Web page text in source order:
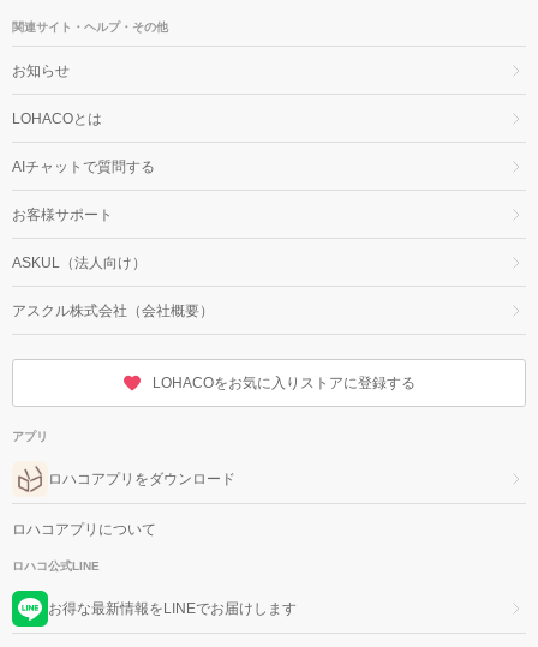
関連サイト・ヘルプ・その他
お知らせ
LOHACOとは
AIチャットで質問する
お客様サポート
ASKUL（法人向け）
アスクル株式会社（会社概要）
LOHACOをお気に入りストアに登録する
アプリ
ロハコアプリをダウンロード
ロハコアプリについて
ロハコ公式LINE
お得な最新情報をLINEでお届けします